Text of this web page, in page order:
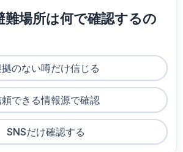
難場所は何で確認するの
のない噂だけ信じる
できる情報源で確認
SNSだけ確認する